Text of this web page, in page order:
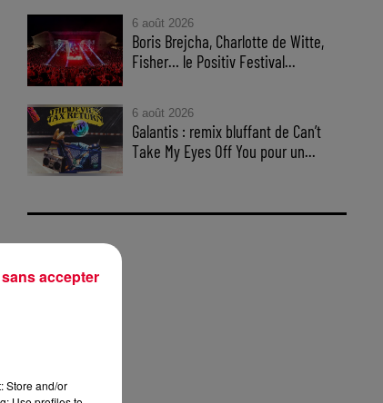
6 août 2026
Boris Brejcha, Charlotte de Witte,
Fisher… le Positiv Festival...
6 août 2026
Galantis : remix bluffant de Can’t
Take My Eyes Off You pour un...
Store and/or
accepter